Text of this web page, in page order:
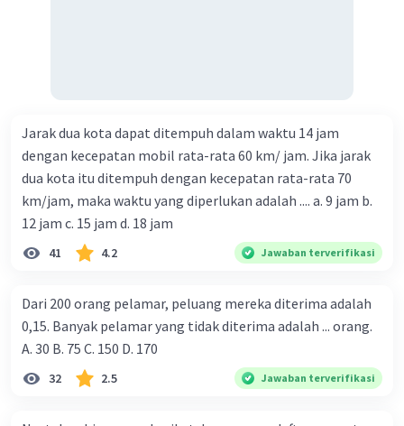
Jarak dua kota dapat ditempuh dalam waktu 14 jam
dengan kecepatan mobil rata-rata 60 km/ jam. Jika jarak
dua kota itu ditempuh dengan kecepatan rata-rata 70
km/jam, maka waktu yang diperlukan adalah .... a. 9 jam b.
12 jam c. 15 jam d. 18 jam
41 4.2 Jawaban terverifikasi
Dari 200 orang pelamar, peluang mereka diterima adalah
0,15. Banyak pelamar yang tidak diterima adalah ... orang.
A. 30 B. 75 C. 150 D. 170
32 2.5 Jawaban terverifikasi